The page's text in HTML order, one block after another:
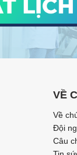
VỀ
Về
Đội
Câu